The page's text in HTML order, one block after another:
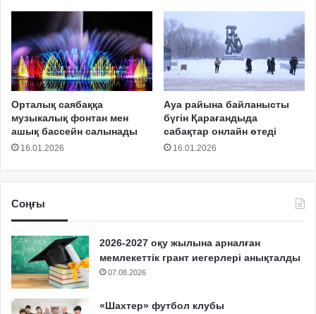
Орталық саябаққа
музыкалық фонтан мен
ашық бассейн салынады
16.01.2026
Ауа райына байланысты
бүгін Қарағандыда
сабақтар онлайн өтеді
16.01.2026
Соңғы
2026-2027 оқу жылына арналған
мемлекеттік грант иегерлері анықталды
07.08.2026
«Шахтер» футбол клубы